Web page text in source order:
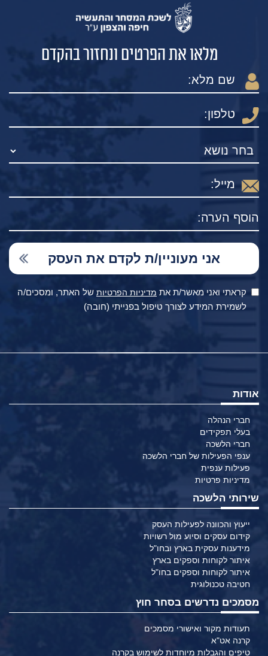
מלאו את הפרטים ונחזור בהקדם
קראתי ואני מאשר/ת את מדיניות הפרטיות של האתר, ומסכים/ה
לשמירת המידע לצורך טיפול בפנייתי (חובה)
אודות
חברי הנהלה
בעלי תפקידים
חברי הלשכה
ענפי הפעילות של חברי הלשכה
פעילות ענפית
מדיניות פרטיות
שירותי הלשכה
ייעוץ והכוונה לפעילות העסק
קידום עסקים וסיוע מול רשויות
מידענות עסקית בארץ ובחו"ל
איתור לקוחות וספקים בארץ
איתור לקוחות וספקים בחו"ל
חטיבה טכנולוגית
מסמכים נדרשים בסחר חוץ
תעודות מקור ואישורי מסמכים
קרנה אט"א
טיפים והגבלות מיוחדות לשימוש בקרנה